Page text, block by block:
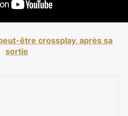
être crossplay, après sa
sortie